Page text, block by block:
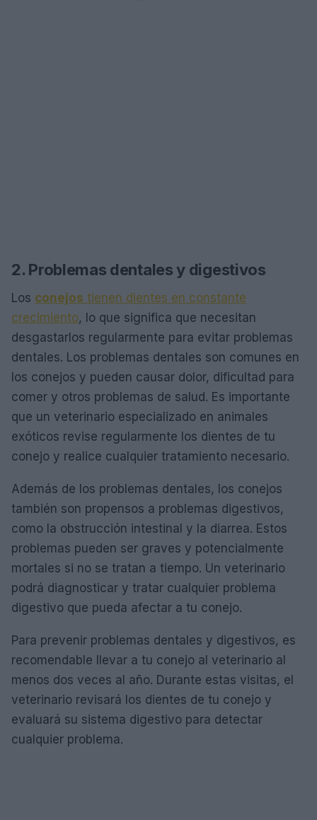
2. Problemas dentales y digestivos
Los conejos tienen dientes en constante
crecimiento, lo que significa que necesitan
desgastarlos regularmente para evitar problemas
dentales. Los problemas dentales son comunes en
los conejos y pueden causar dolor, dificultad para
comer y otros problemas de salud. Es importante
que un veterinario especializado en animales
exóticos revise regularmente los dientes de tu
conejo y realice cualquier tratamiento necesario.
Además de los problemas dentales, los conejos
también son propensos a problemas digestivos,
como la obstrucción intestinal y la diarrea. Estos
problemas pueden ser graves y potencialmente
mortales si no se tratan a tiempo. Un veterinario
podrá diagnosticar y tratar cualquier problema
digestivo que pueda afectar a tu conejo.
Para prevenir problemas dentales y digestivos, es
recomendable llevar a tu conejo al veterinario al
menos dos veces al año. Durante estas visitas, el
veterinario revisará los dientes de tu conejo y
evaluará su sistema digestivo para detectar
cualquier problema.